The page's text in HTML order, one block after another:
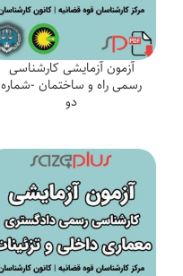
آزمون آزمایشی کارشناسی
رسمی راه و ساختمان -شماره
دو